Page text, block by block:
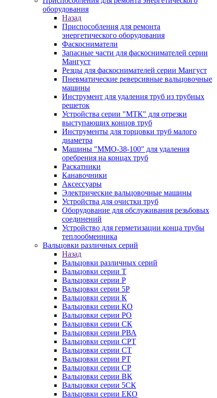
оборудования
Назад
Приспособления для ремонта
энергетического оборудования
Фаскосниматели
Запасные части для фаскоснимателей серии
Мангуст
Резцы для фаскоснимателей серии Мангуст
Пневматические реверсивные вальцовочные
машины
Инструмент для удаления труб из трубных
решеток
Устройства серии "МТК" для отрезки
выступающих концов труб
Инструменты для торцовки труб малого
диаметра
Машины "ММО-38-100" для удаления
оребрения на концах труб
Раскатники
Канавочники
Аксессуары
Электрические вальцовочные машины
Устройства для очистки труб
Оборудование для обслуживания резьбовых
соединений
Устройство для герметизации конца трубы
теплообменника
Вальцовки различных серий
Назад
Вальцовки различных серий
Вальцовки серии Т
Вальцовки серии Р
Вальцовки серии 5Р
Вальцовки серии К
Вальцовки серии КО
Вальцовки серии РО
Вальцовки серии СК
Вальцовки серии РВА
Вальцовки серии СРТ
Вальцовки серии СТ
Вальцовки серии РТ
Вальцовки серии СР
Вальцовки серии ВК
Вальцовки серии 5СК
Вальцовки серии ЕКО